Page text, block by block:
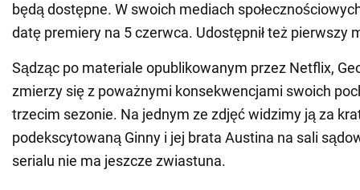
będą dostępne. W swoich mediach
datę premiery na 5 czerwca. Udostępnił też pierwszy
Sądząc po materiale opublikowanym przez Netflix,
zmierzy się z poważnymi konsekwencjami swoich
trzecim sezonie. Na jednym ze zdjęć widzimy ją za
podekscytowaną Ginny i jej brata Austina na sali
serialu nie ma jeszcze zwiastuna.